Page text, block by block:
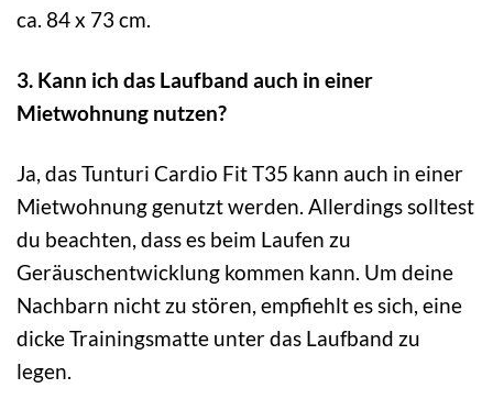
ca. 84 x 73 cm.
3. Kann ich das Laufband auch in einer
Mietwohnung nutzen?
Ja, das Tunturi Cardio Fit T35 kann auch in einer
Mietwohnung genutzt werden. Allerdings solltest
du beachten, dass es beim Laufen zu
Geräuschentwicklung kommen kann. Um deine
Nachbarn nicht zu stören, empfiehlt es sich, eine
dicke Trainingsmatte unter das Laufband zu
legen.